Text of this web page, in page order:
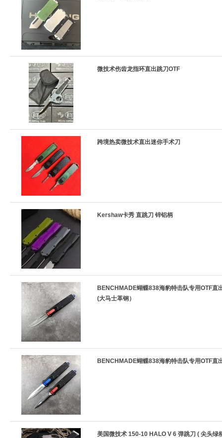
微技术伤齿龙指环直出跳刀OTF
跨境热卖微技术直出迷你手术刀
Kershaw卡秀 直跳刀 锌铝柄
BENCHMADE蝴蝶838海豹特击队专用OTF直
(大马士革钢）
BENCHMADE蝴蝶838海豹特击队专用OTF直
美国微技术 150-10 HALO V 6 弹跳刀 ( 尖头绿